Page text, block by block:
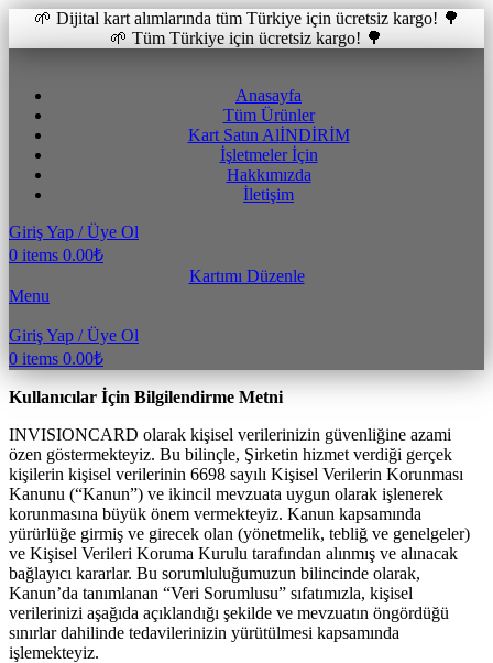
🌱 Dijital kart alımlarında tüm Türkiye için ücretsiz kargo! 🌳
🌱 Tüm Türkiye için ücretsiz kargo! 🌳
Anasayfa
Tüm Ürünler
Kart Satın AlİNDİRİM
İşletmeler İçin
Hakkımızda
İletişim
Giriş Yap / Üye Ol
0 items 0.00₺
Kartımı Düzenle
Menu
Giriş Yap / Üye Ol
0 items 0.00₺
Kullanıcılar İçin Bilgilendirme Metni
INVISIONCARD olarak kişisel verilerinizin güvenliğine azami
özen göstermekteyiz. Bu bilinçle, Şirketin hizmet verdiği gerçek
kişilerin kişisel verilerinin 6698 sayılı Kişisel Verilerin Korunması
Kanunu (“Kanun”) ve ikincil mevzuata uygun olarak işlenerek
korunmasına büyük önem vermekteyiz. Kanun kapsamında
yürürlüğe girmiş ve girecek olan (yönetmelik, tebliğ ve genelgeler)
ve Kişisel Verileri Koruma Kurulu tarafından alınmış ve alınacak
bağlayıcı kararlar. Bu sorumluluğumuzun bilincinde olarak,
Kanun’da tanımlanan “Veri Sorumlusu” sıfatımızla, kişisel
verilerinizi aşağıda açıklandığı şekilde ve mevzuatın öngördüğü
sınırlar dahilinde tedavilerinizin yürütülmesi kapsamında
işlemekteyiz.